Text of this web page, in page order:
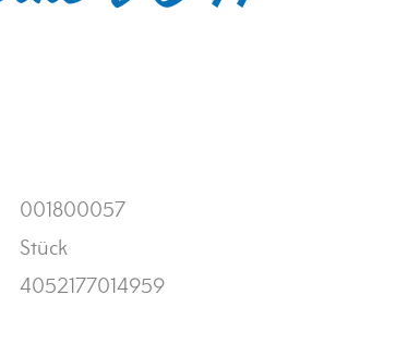
001800057
Stück
4052177014959